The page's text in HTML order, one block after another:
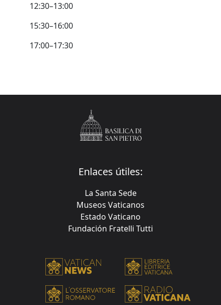
12:30–13:00
15:30–16:00
17:00–17:30
Enlaces útiles:
La Santa Sede
Museos Vaticanos
Estado Vaticano
Fundación Fratelli Tutti